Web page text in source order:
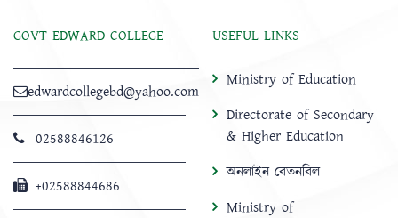
GOVT EDWARD COLLEGE
edwardcollegebd@yahoo.com
02588846126
+02588844686
USEFUL LINKS
Ministry of Education
Directorate of Secondary
& Higher Education
অনলাইন বেতনবিল
Ministry of